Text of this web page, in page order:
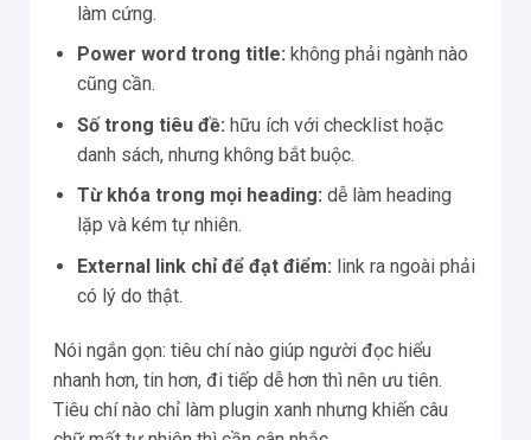
làm cứng.
Power word trong title: không phải ngành nào
cũng cần.
Số trong tiêu đề: hữu ích với checklist hoặc
danh sách, nhưng không bắt buộc.
Từ khóa trong mọi heading: dễ làm heading
lặp và kém tự nhiên.
External link chỉ để đạt điểm: link ra ngoài phải
có lý do thật.
Nói ngắn gọn: tiêu chí nào giúp người đọc hiểu
nhanh hơn, tin hơn, đi tiếp dễ hơn thì nên ưu tiên.
Tiêu chí nào chỉ làm plugin xanh nhưng khiến câu